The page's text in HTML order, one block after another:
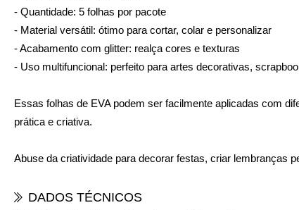
- Quantidade: 5 folhas por pacote
- Material versátil: ótimo para cortar, colar e personalizar
- Acabamento com glitter: realça cores e texturas
- Uso multifuncional: perfeito para artes decorativas,
Essas folhas de EVA podem ser facilmente aplicadas com
prática e criativa.
Abuse da criatividade para decorar festas, criar lembranças
DADOS TÉCNICOS